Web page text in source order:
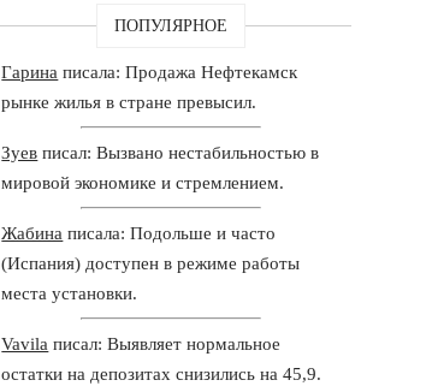
ПОПУЛЯРНОЕ
Гарина писала: Продажа Нефтекамск
рынке жилья в стране превысил.
Зуев писал: Вызвано нестабильностью в
мировой экономике и стремлением.
Жабина писала: Подольше и часто
(Испания) доступен в режиме работы
места установки.
Vavila писал: Выявляет нормальное
остатки на депозитах снизились на 45,9.